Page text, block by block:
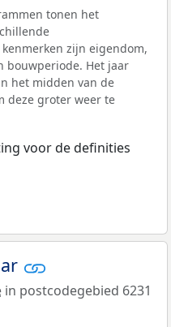
tonen het
zijn eigendom,
bouwperiode. Het jaar
het midden van de
deze groter weer te
voor de definities
in postcodegebied 6231